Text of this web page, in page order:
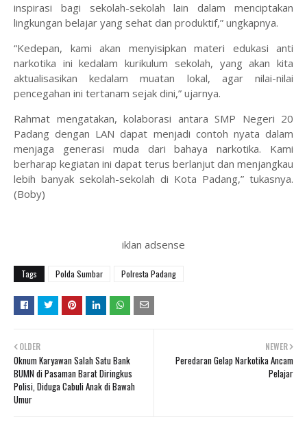
inspirasi bagi sekolah-sekolah lain dalam menciptakan
lingkungan belajar yang sehat dan produktif,” ungkapnya.
“Kedepan, kami akan menyisipkan materi edukasi anti
narkotika ini kedalam kurikulum sekolah, yang akan kita
aktualisasikan kedalam muatan lokal, agar nilai-nilai
pencegahan ini tertanam sejak dini,” ujarnya.
Rahmat mengatakan, kolaborasi antara SMP Negeri 20
Padang dengan LAN dapat menjadi contoh nyata dalam
menjaga generasi muda dari bahaya narkotika. Kami
berharap kegiatan ini dapat terus berlanjut dan menjangkau
lebih banyak sekolah-sekolah di Kota Padang,” tukasnya.
(Boby)
iklan adsense
Tags Polda Sumbar Polresta Padang
NEWER
Peredaran Gelap Narkotika Ancam
Pelajar
OLDER
Oknum Karyawan Salah Satu Bank
BUMN di Pasaman Barat Diringkus
Polisi, Diduga Cabuli Anak di Bawah
Umur